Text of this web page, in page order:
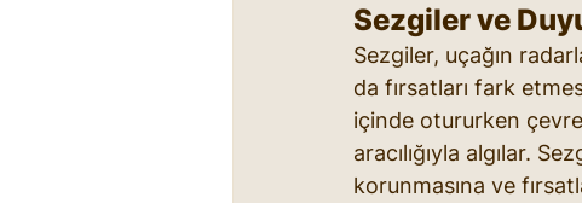
Sezgiler ve
Sezgiler, uçağın
da fırsatları fark
içinde otururken
aracılığıyla algılar.
korunmasına ve